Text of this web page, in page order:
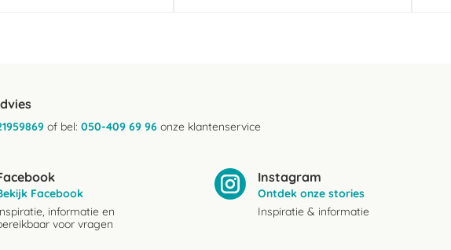
of bel: 050-409 69 96 onze klantenservice
Facebook
informatie en
voor vragen
Instagram
Ontdek onze stories
Inspiratie & informatie